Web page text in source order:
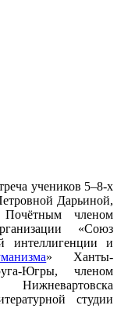
учеников 5–8-х
Дарьиной,
членом
«Союз
интеллигенции и
» Ханты-
Югры, членом
студии